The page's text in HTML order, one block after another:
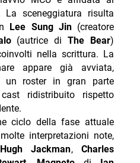
La sceneggiatura risulta
Lee Sung Jin(creatore
(autrice diThe Bear)
nella scrittura. La
appare già avviata,
un roster in gran parte
ridistribuito rispetto
ciclo della fase attuale
interpretazioni note,
Hugh Jackman,Charles